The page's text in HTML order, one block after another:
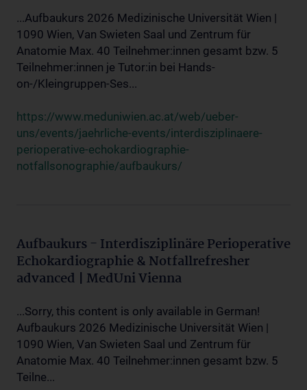
...Aufbaukurs 2026 Medizinische Universität Wien |
1090 Wien, Van Swieten Saal und Zentrum für
Anatomie Max. 40 Teilnehmer:innen gesamt bzw. 5
Teilnehmer:innen je Tutor:in bei Hands-
on-/Kleingruppen-Ses...
https://www.meduniwien.ac.at/web/ueber-
uns/events/jaehrliche-events/interdisziplinaere-
perioperative-echokardiographie-
notfallsonographie/aufbaukurs/
Aufbaukurs - Interdisziplinäre Perioperative
Echokardiographie & Notfallrefresher
advanced | MedUni Vienna
...Sorry, this content is only available in German!
Aufbaukurs 2026 Medizinische Universität Wien |
1090 Wien, Van Swieten Saal und Zentrum für
Anatomie Max. 40 Teilnehmer:innen gesamt bzw. 5
Teilne...